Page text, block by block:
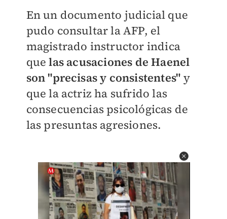
En un documento judicial que
pudo consultar la AFP, el
magistrado instructor indica
que las acusaciones de Haenel
son "precisas y consistentes" y
que la actriz ha sufrido las
consecuencias psicológicas de
las presuntas agresiones.